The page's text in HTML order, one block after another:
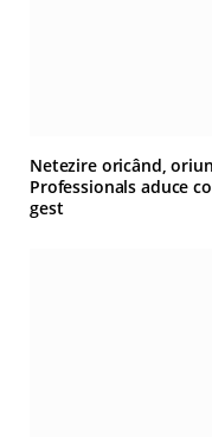
Netezire oricând,
Professionals aduce
gest